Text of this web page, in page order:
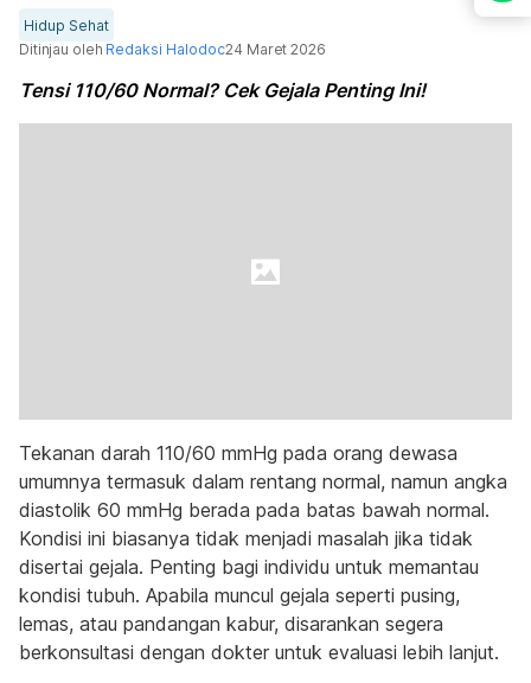
Hidup Sehat
Ditinjau oleh Redaksi Halodoc24 Maret 2026
Tensi 110/60 Normal? Cek Gejala Penting Ini!
Tekanan darah 110/60 mmHg pada orang dewasa
umumnya termasuk dalam rentang normal, namun angka
diastolik 60 mmHg berada pada batas bawah normal.
Kondisi ini biasanya tidak menjadi masalah jika tidak
disertai gejala. Penting bagi individu untuk memantau
kondisi tubuh. Apabila muncul gejala seperti pusing,
lemas, atau pandangan kabur, disarankan segera
berkonsultasi dengan dokter untuk evaluasi lebih lanjut.